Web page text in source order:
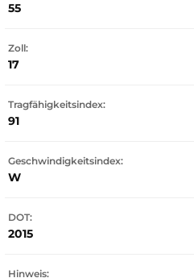
55
Zoll:
17
Tragfähigkeitsindex:
91
Geschwindigkeitsindex:
W
DOT:
2015
Hinweis: